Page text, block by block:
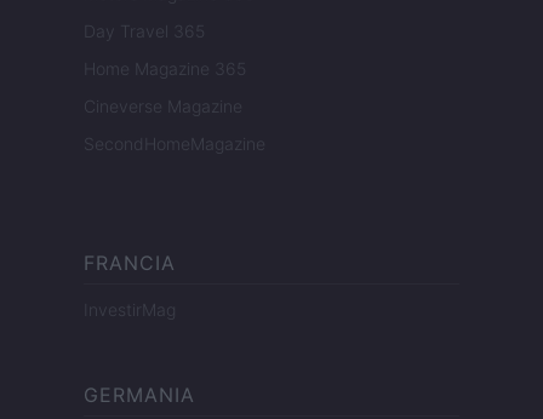
Day Travel 365
Home Magazine 365
Cineverse Magazine
SecondHomeMagazine
FRANCIA
InvestirMag
GERMANIA